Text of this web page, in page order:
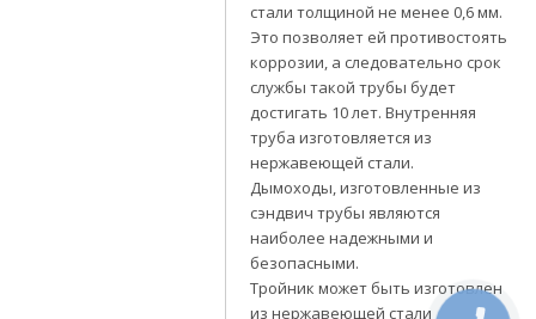
стали толщиной не менее 0,6 мм.
Это позволяет ей противостоять
коррозии, а следовательно срок
службы такой трубы будет
достигать 10 лет. Внутренняя
труба изготовляется из
нержавеющей стали.
Дымоходы, изготовленные из
сэндвич трубы являются
наиболее надежными и
безопасными.
Тройник может быть изготовлен
из нержавеющей стали